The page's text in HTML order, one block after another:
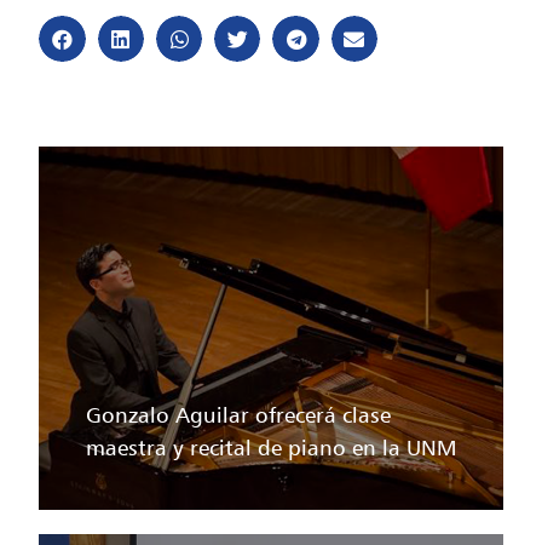
Gonzalo Aguilar ofrecerá clase
maestra y recital de piano en la UNM